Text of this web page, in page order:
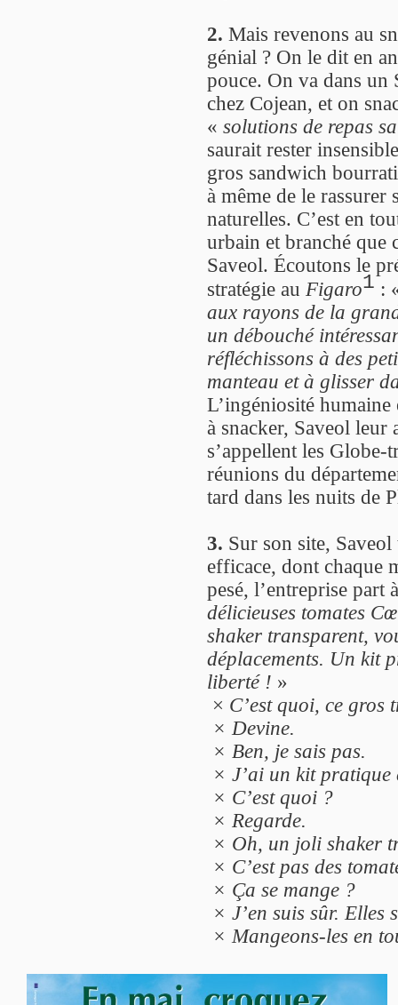
2. Mais revenons au
génial ? On le dit en
pouce. On va dans un
chez Cojean, et on
« solutions de repas
saurait rester
gros sandwich
à même de le rassurer
naturelles. C’est en
urbain et branché que
Saveol. Écoutons le
stratégie au Figaro1 :
aux rayons de la
un débouché
réfléchissons à des
manteau et à glisser
L’ingéniosité humaine
à snacker, Saveol leur
s’appellent les
réunions du
tard dans les nuits de
3. Sur son site,
efficace, dont chaque
pesé, l’entreprise
délicieuses tomates
shaker transparent,
déplacements. Un kit
liberté ! »
× C’est quoi, ce gros
× Devine.
× Ben, je sais pas.
× J’ai un kit pratique
× C’est quoi ?
× Regarde.
× Oh, un joli shaker
× C’est pas des
× Ça se mange ?
× J’en suis sûr. Elles
× Mangeons-les en